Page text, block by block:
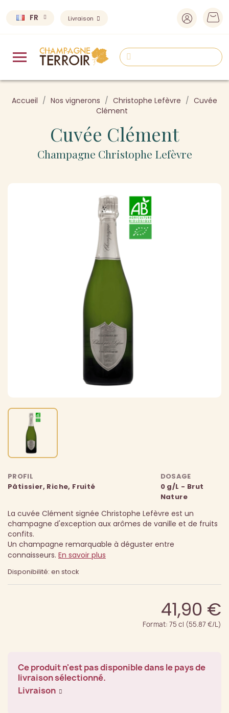
FR Livraison
Accueil Nos vignerons Christophe Lefèvre
Cuvée
Clément
Cuvée Clément
Champagne Christophe Lefèvre
PROFIL
Pâtissier, Riche, Fruité
DOSAGE
0 g/L - Brut
Nature
La cuvée Clément signée Christophe Lefèvre est un
champagne d'exception aux arômes de vanille et de fruits
confits.
Un champagne remarquable à déguster entre
connaisseurs. En savoir plus
Disponibilité: en stock
41,90 €
Format: 75 cl (55.87 €/L)
Ce produit n'est pas disponible dans le pays de
livraison sélectionné.
Livraison